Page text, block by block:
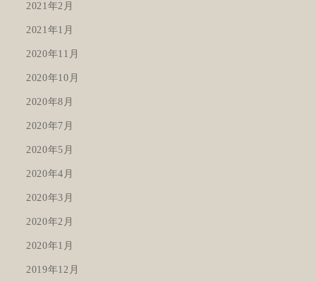
2021年2月
2021年1月
2020年11月
2020年10月
2020年8月
2020年7月
2020年5月
2020年4月
2020年3月
2020年2月
2020年1月
2019年12月